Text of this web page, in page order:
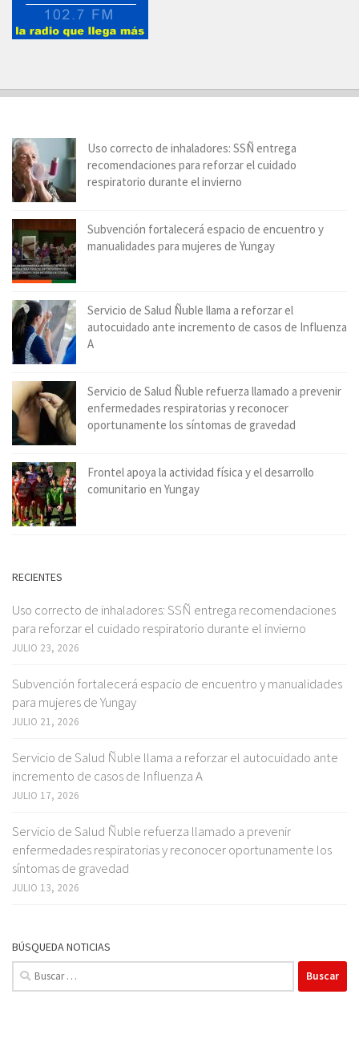
Uso correcto de inhaladores: SSÑ entrega
recomendaciones para reforzar el cuidado
respiratorio durante el invierno
Subvención fortalecerá espacio de encuentro y
manualidades para mujeres de Yungay
Servicio de Salud Ñuble llama a reforzar el
autocuidado ante incremento de casos de Influenza
A
Servicio de Salud Ñuble refuerza llamado a prevenir
enfermedades respiratorias y reconocer
oportunamente los síntomas de gravedad
Frontel apoya la actividad física y el desarrollo
comunitario en Yungay
RECIENTES
Uso correcto de inhaladores: SSÑ entrega recomendaciones
para reforzar el cuidado respiratorio durante el invierno
JULIO 23, 2026
Subvención fortalecerá espacio de encuentro y manualidades
para mujeres de Yungay
JULIO 21, 2026
Servicio de Salud Ñuble llama a reforzar el autocuidado ante
incremento de casos de Influenza A
JULIO 17, 2026
Servicio de Salud Ñuble refuerza llamado a prevenir
enfermedades respiratorias y reconocer oportunamente los
síntomas de gravedad
JULIO 13, 2026
BÚSQUEDA NOTICIAS
Buscar: